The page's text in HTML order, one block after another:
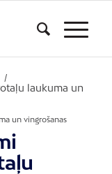
/
laukuma un
un vingrošanas